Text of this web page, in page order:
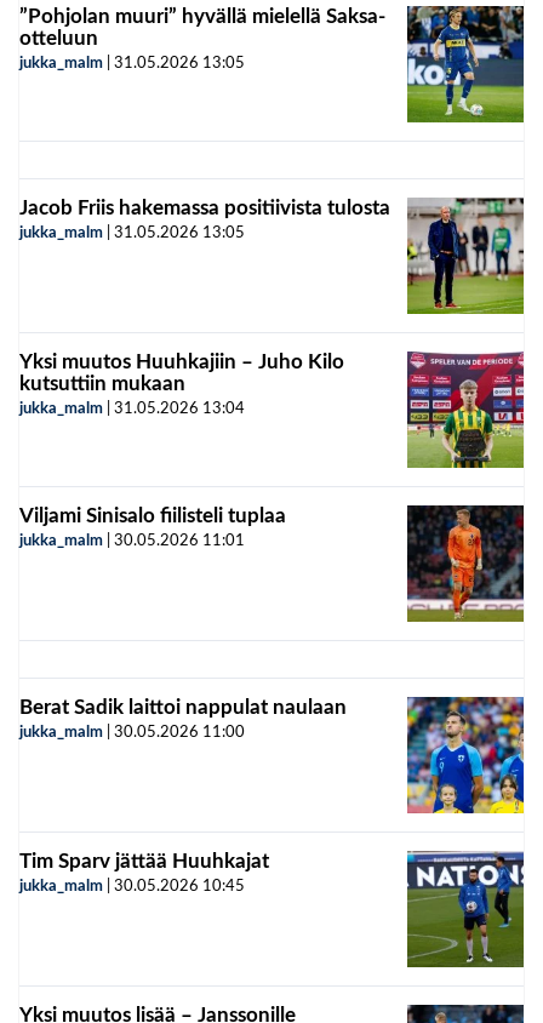
”Pohjolan muuri” hyvällä mielellä Saksa-
otteluun
jukka_malm 31.05.2026 13:05
Jacob Friis hakemassa positiivista tulosta
jukka_malm 31.05.2026 13:05
Yksi muutos Huuhkajiin – Juho Kilo
kutsuttiin mukaan
jukka_malm 31.05.2026 13:04
Viljami Sinisalo fiilisteli tuplaa
jukka_malm 30.05.2026 11:01
Berat Sadik laittoi nappulat naulaan
jukka_malm 30.05.2026 11:00
Tim Sparv jättää Huuhkajat
jukka_malm 30.05.2026 10:45
Yksi muutos lisää – Janssonille